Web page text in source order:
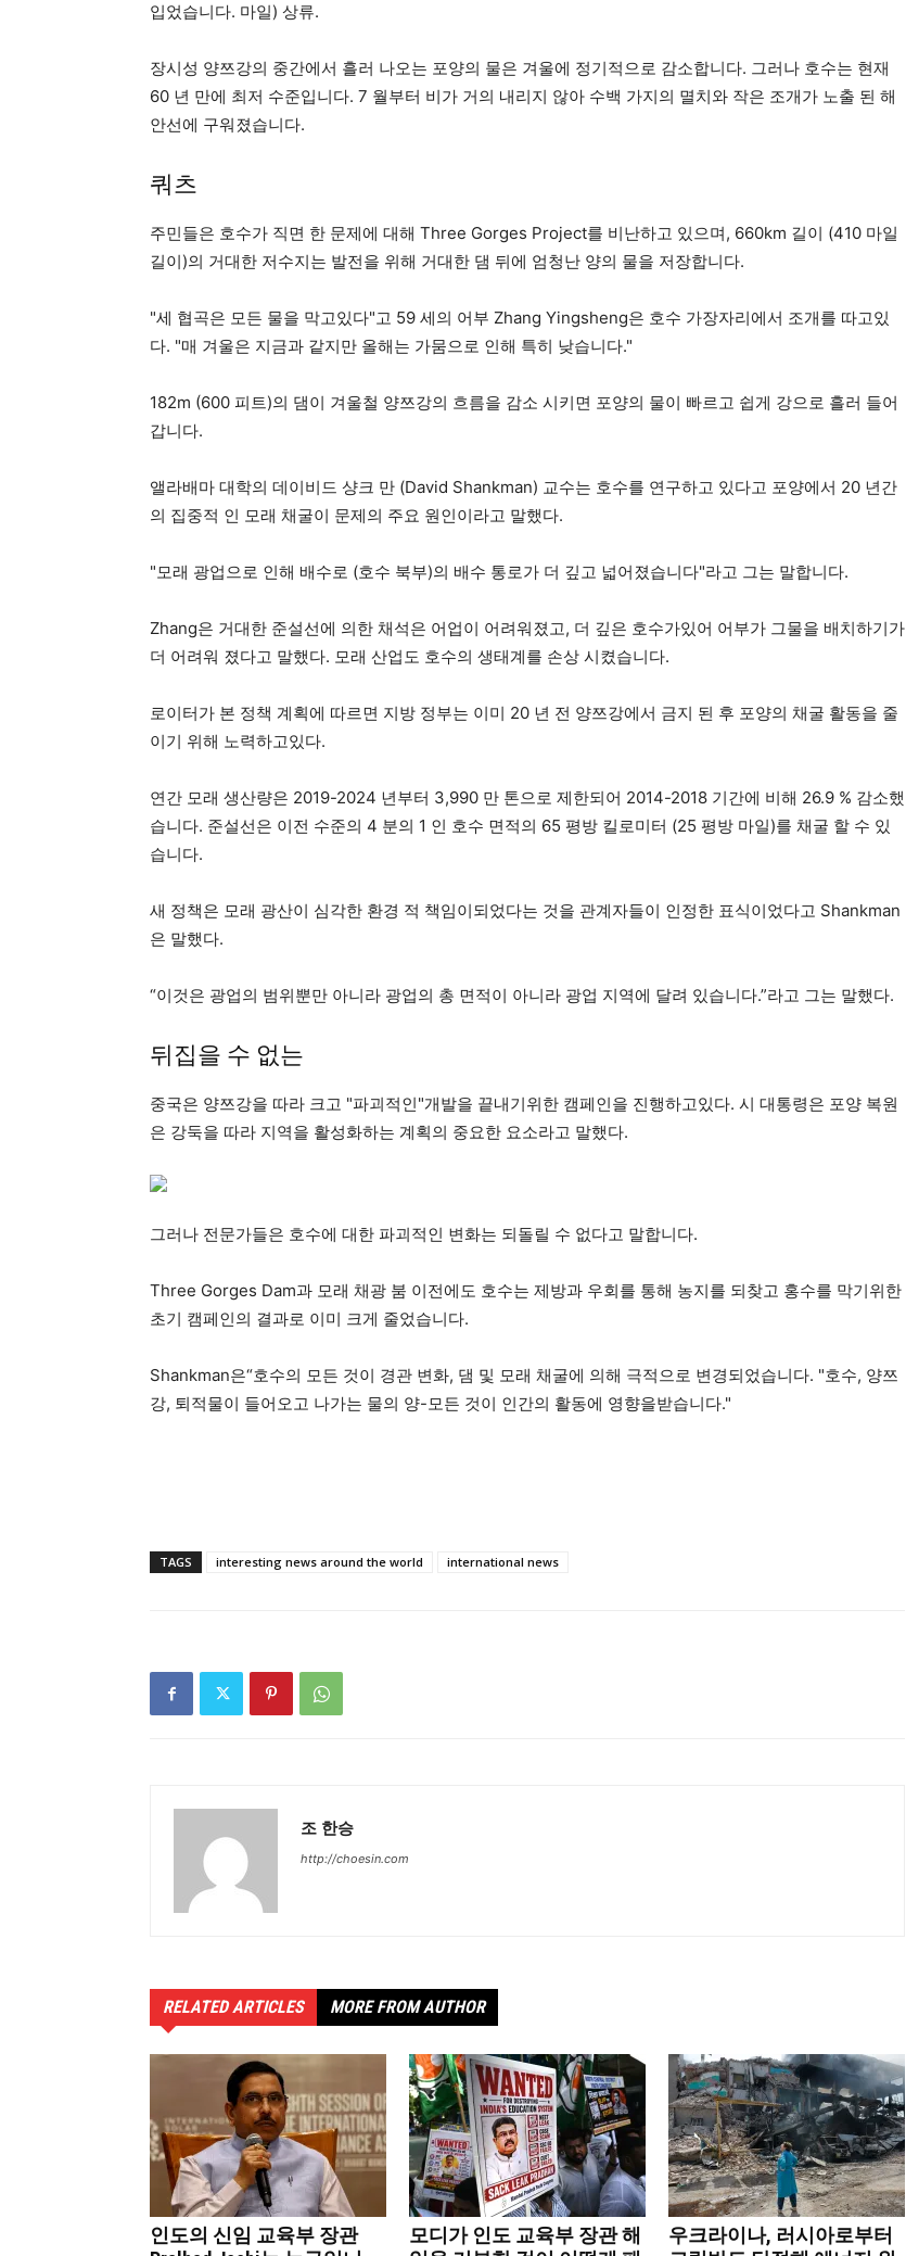
입었습니다. 마일) 상류.
장시성 양쯔강의 중간에서 흘러 나오는 포양의 물은 겨울에 정기적으로 감소합니다. 그러나 호수는 현재
60 년 만에 최저 수준입니다. 7 월부터 비가 거의 내리지 않아 수백 가지의 멸치와 작은 조개가 노출 된 해
안선에 구워졌습니다.
쿼츠
주민들은 호수가 직면 한 문제에 대해 Three Gorges Project를 비난하고 있으며, 660km 길이 (410 마일
길이)의 거대한 저수지는 발전을 위해 거대한 댐 뒤에 엄청난 양의 물을 저장합니다.
"세 협곡은 모든 물을 막고있다"고 59 세의 어부 Zhang Yingsheng은 호수 가장자리에서 조개를 따고있
다. "매 겨울은 지금과 같지만 올해는 가뭄으로 인해 특히 낮습니다."
182m (600 피트)의 댐이 겨울철 양쯔강의 흐름을 감소 시키면 포양의 물이 빠르고 쉽게 강으로 흘러 들어
갑니다.
앨라배마 대학의 데이비드 샹크 만 (David Shankman) 교수는 호수를 연구하고 있다고 포양에서 20 년간
의 집중적 인 모래 채굴이 문제의 주요 원인이라고 말했다.
"모래 광업으로 인해 배수로 (호수 북부)의 배수 통로가 더 깊고 넓어졌습니다"라고 그는 말합니다.
Zhang은 거대한 준설선에 의한 채석은 어업이 어려워졌고, 더 깊은 호수가있어 어부가 그물을 배치하기가
더 어려워 졌다고 말했다. 모래 산업도 호수의 생태계를 손상 시켰습니다.
로이터가 본 정책 계획에 따르면 지방 정부는 이미 20 년 전 양쯔강에서 금지 된 후 포양의 채굴 활동을 줄
이기 위해 노력하고있다.
연간 모래 생산량은 2019-2024 년부터 3,990 만 톤으로 제한되어 2014-2018 기간에 비해 26.9 % 감소했
습니다. 준설선은 이전 수준의 4 분의 1 인 호수 면적의 65 평방 킬로미터 (25 평방 마일)를 채굴 할 수 있
습니다.
새 정책은 모래 광산이 심각한 환경 적 책임이되었다는 것을 관계자들이 인정한 표식이었다고 Shankman
은 말했다.
“이것은 광업의 범위뿐만 아니라 광업의 총 면적이 아니라 광업 지역에 달려 있습니다.”라고 그는 말했다.
뒤집을 수 없는
중국은 양쯔강을 따라 크고 "파괴적인"개발을 끝내기위한 캠페인을 진행하고있다. 시 대통령은 포양 복원
은 강둑을 따라 지역을 활성화하는 계획의 중요한 요소라고 말했다.
그러나 전문가들은 호수에 대한 파괴적인 변화는 되돌릴 수 없다고 말합니다.
Three Gorges Dam과 모래 채광 붐 이전에도 호수는 제방과 우회를 통해 농지를 되찾고 홍수를 막기위한
초기 캠페인의 결과로 이미 크게 줄었습니다.
Shankman은“호수의 모든 것이 경관 변화, 댐 및 모래 채굴에 의해 극적으로 변경되었습니다. "호수, 양쯔
강, 퇴적물이 들어오고 나가는 물의 양-모든 것이 인간의 활동에 영향을받습니다."
TAGS interesting news around the world international news
조 한승
http://choesin.com
RELATED ARTICLES MORE FROM AUTHOR
인도의 신임 교육부 장관
모디가 인도 교육부 장관 해
우크라이나, 러시아로부터